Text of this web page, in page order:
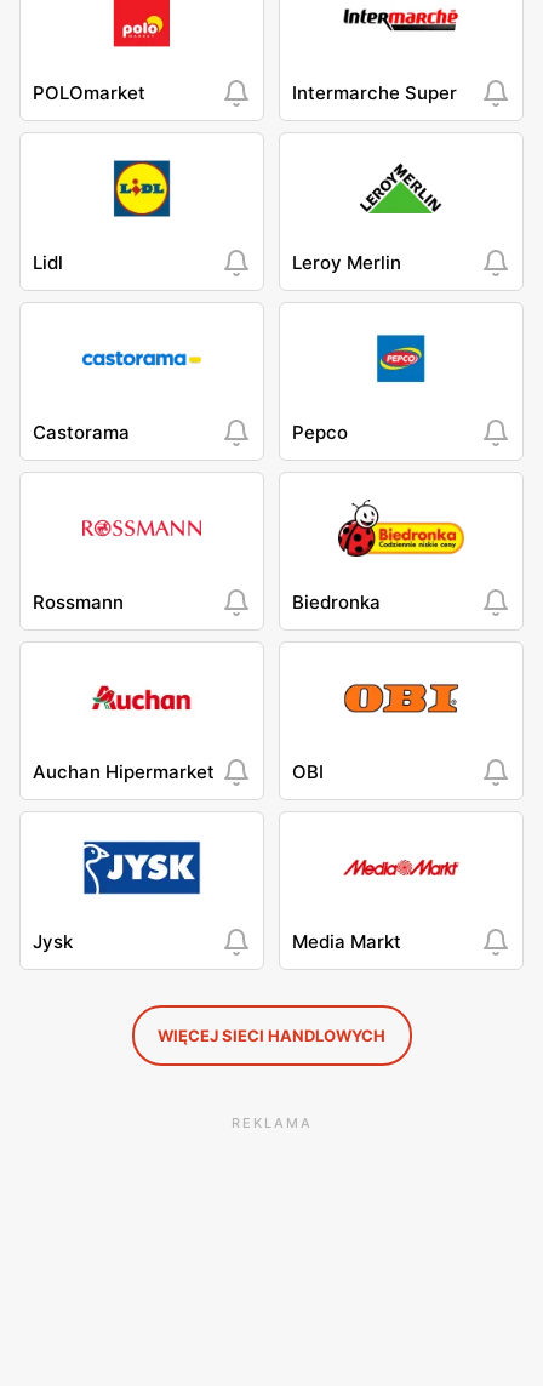
POLOmarket Intermarche Super
Lidl Leroy Merlin
Castorama Pepco
Rossmann Biedronka
Auchan Hipermarket OBI
Jysk Media Markt
WIĘCEJ SIECI HANDLOWYCH
REKLAMA